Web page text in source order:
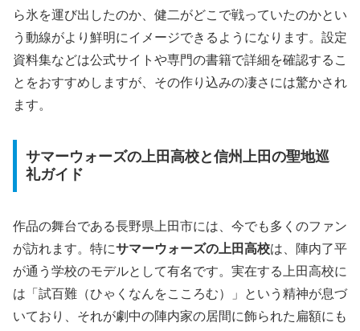
ら氷を運び出したのか、健二がどこで戦っていたのかとい
う動線がより鮮明にイメージできるようになります。設定
資料集などは公式サイトや専門の書籍で詳細を確認するこ
とをおすすめしますが、その作り込みの凄さには驚かされ
ます。
サマーウォーズの上田高校と信州上田の聖地巡
礼ガイド
作品の舞台である長野県上田市には、今でも多くのファン
が訪れます。特にサマーウォーズの上田高校は、陣内了平
が通う学校のモデルとして有名です。実在する上田高校に
は「試百難（ひゃくなんをこころむ）」という精神が息づ
いており、それが劇中の陣内家の居間に飾られた扁額にも